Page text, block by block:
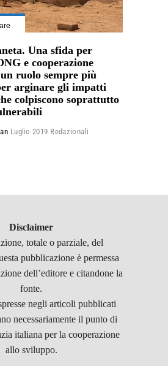
Una sfida per
e cooperazione
ruolo sempre più
arginare gli impatti
colpiscono soprattutto
Luglio 2019 Redazionali
Disclaimer
totale o parziale, del
pubblicazione è permessa
dell’editore e citandone la
fonte.
negli articoli pubblicati
necessariamente il punto di
italiana per la cooperazione
allo sviluppo.